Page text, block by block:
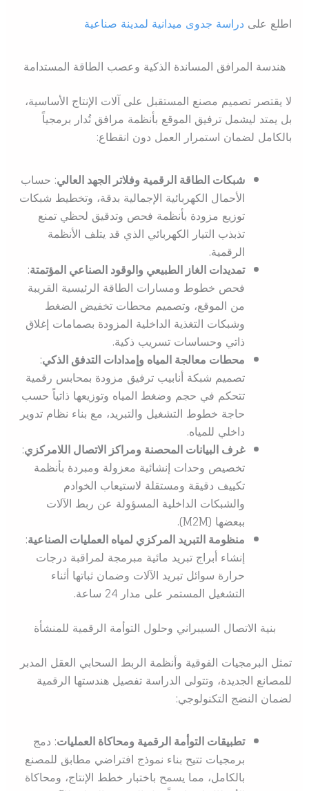
اطلع على دراسة جدوى ميدانية لمدينة صناعية
هندسة المرافق المساندة الذكية وعصب الطاقة المستدامة
لا يقتصر تصميم مصنع المستقبل على آلات الإنتاج الأساسية،
بل يمتد ليشمل ترفيق الموقع بأنظمة مرافق تُدار برمجياً
بالكامل لضمان استمرار العمل دون انقطاع:
شبكات الطاقة الرقمية وفلاتر الجهد العالي: حساب
الأحمال الكهربائية الإجمالية بدقة، وتخطيط شبكات
توزيع مزودة بأنظمة فحص وتدقيق لحظي تمنع
تذبذب التيار الكهربائي الذي قد يتلف الأنظمة
الرقمية.
تمديدات الغاز الطبيعي والوقود الصناعي المؤتمتة:
فحص خطوط ومسارات الطاقة الرئيسية القريبة
من الموقع، وتصميم محطات تخفيض الضغط
وشبكات التغذية الداخلية المزودة بصمامات إغلاق
ذاتي وحساسات تسريب ذكية.
محطات معالجة المياه وإمدادات التدفق الذكي:
تصميم شبكة أنابيب ترفيق مزودة بمحابس رقمية
تتحكم في حجم وضغط المياه وتوزيعها ذاتياً حسب
حاجة خطوط التشغيل والتبريد، مع بناء نظام تدوير
داخلي للمياه.
غرف البيانات المحصنة ومراكز الاتصال اللامركزي:
تخصيص وحدات إنشائية معزولة ومبردة بأنظمة
تكييف دقيقة ومستقلة لاستيعاب الخوادم
والشبكات الداخلية المسؤولة عن ربط الآلات
ببعضها (M2M).
منظومة التبريد المركزي لمياه العمليات الصناعية:
إنشاء أبراج تبريد مائية مبرمجة لمراقبة درجات
حرارة سوائل تبريد الآلات وضمان ثباتها أثناء
التشغيل المستمر على مدار 24 ساعة.
بنية الاتصال السيبراني وحلول التوأمة الرقمية للمنشأة
تمثل البرمجيات الفوقية وأنظمة الربط السحابي العقل المدبر
للمصانع الجديدة، وتتولى الدراسة تفصيل هندستها الرقمية
لضمان النضج التكنولوجي:
تطبيقات التوأمة الرقمية ومحاكاة العمليات: دمج
برمجيات تتيح بناء نموذج افتراضي مطابق للمصنع
بالكامل، مما يسمح باختبار خطط الإنتاج، ومحاكاة